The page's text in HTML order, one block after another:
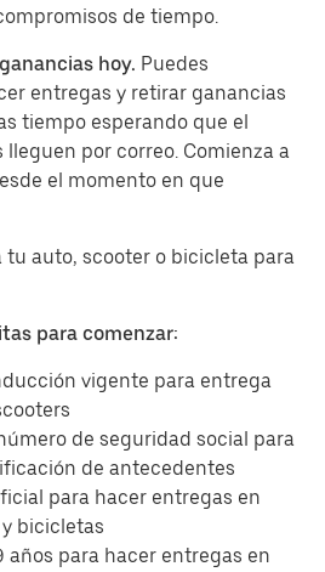
de tiempo.
hoy. Puedes
entregas y retirar ganancias
tiempo esperando que el
lleguen por correo. Comienza a
el momento en que
tu auto, scooter o bicicleta para
para comenzar:
vigente para entrega
de seguridad social para
de antecedentes
para hacer entregas en
bicicletas
años para hacer entregas en